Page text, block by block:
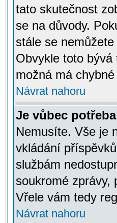
tato skutečnost
se na důvody.
stále se
Obvykle toto
možná má
Návrat nahoru
Je vůbec
Nemusíte. Vše je
vkládání
službám
soukromé zprávy,
Vřele vám tedy
Návrat nahoru